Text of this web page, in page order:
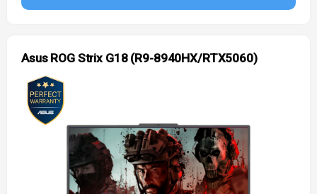
Asus ROG Strix G18 (R9-8940HX/RTX5060)